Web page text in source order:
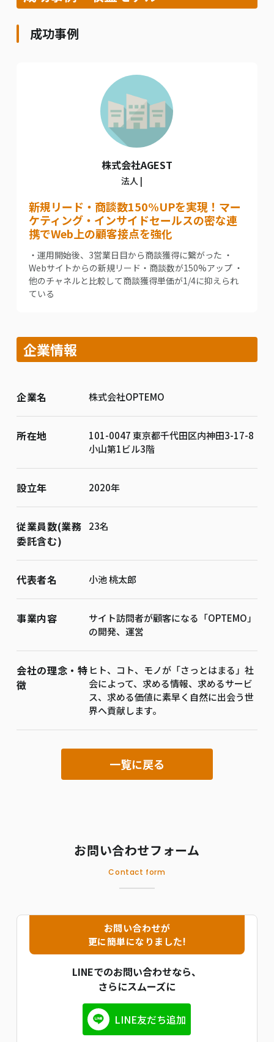
成功事例
株式会社AGEST
法人 |
新規リード・商談数150%UPを実現！マー
ケティング・インサイドセールスの密な連
携でWeb上の顧客接点を強化
・運用開始後、3営業日目から商談獲得に繋がった ・
Webサイトからの新規リード・商談数が150%アップ ・
他のチャネルと比較して商談獲得単価が1/4に抑えられ
ている
企業情報
企業名 株式会社OPTEMO
所在地
101-0047 東京都千代田区内神田3-17-8
小山第1ビル3階
設立年 2020年
従業員数(業務
委託含む)
23名
代表者名 小池 桃太郎
事業内容
サイト訪問者が顧客になる「OPTEMO」
の開発、運営
会社の理念・特
徴
ヒト、コト、モノが「さっとはまる」社
会によって、求める情報、求めるサービ
ス、求める価値に素早く自然に出会う世
界へ貢献します。
一覧に戻る
お問い合わせフォーム
Contact form
お問い合わせが
更に簡単になりました!
LINEでのお問い合わせなら、
さらにスムーズに
LINE友だち追加